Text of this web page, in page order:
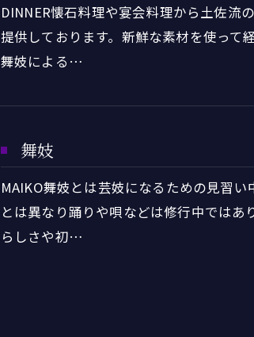
DINNER懐石料理や宴会料理から土佐流
提供しております。新鮮な素材を使って
舞妓による…
舞妓
MAIKO舞妓とは芸妓になるための見習
とは異なり踊りや唄などは修行中では
らしさや初…